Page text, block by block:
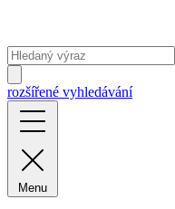
rozšířené vyhledávání
Menu